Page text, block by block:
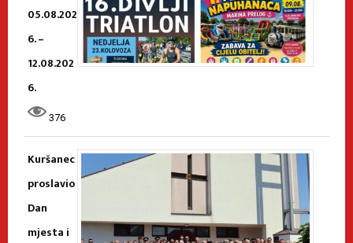
05.08.202
6. –
12.08.202
6.
376
Kuršanec
proslavio
Dan
mjesta i